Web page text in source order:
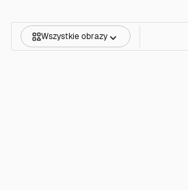
Wszystkie obrazy